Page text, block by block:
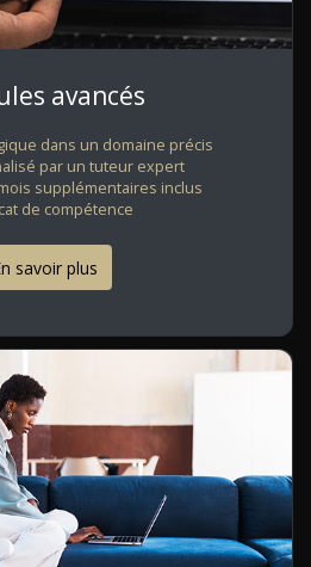
avancés
dans un domaine précis
par un tuteur expert
supplémentaires inclus
de compétence
savoir plus